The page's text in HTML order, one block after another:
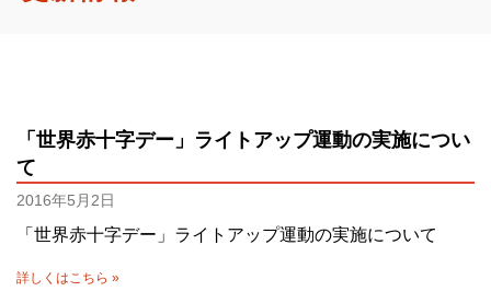
「世界赤十字デー」ライトアップ運動の実施につい
て
2016年5月2日
「世界赤十字デー」ライトアップ運動の実施について
詳しくはこちら »